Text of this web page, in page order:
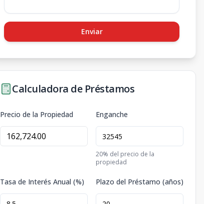
Enviar
Calculadora de Préstamos
Precio de la Propiedad Enganche
20% del precio de la
propiedad
Tasa de Interés Anual (%) Plazo del Préstamo (años)